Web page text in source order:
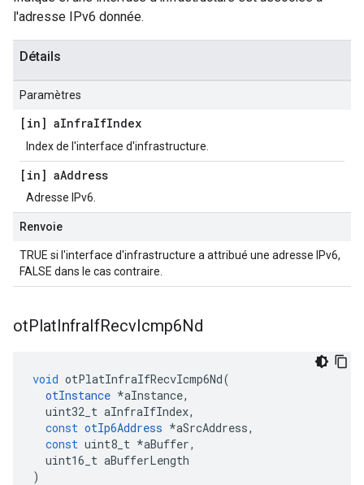
l'adresse IPv6 donnée.
Détails
Paramètres
[in] aInfraIfIndex
Index de l'interface d'infrastructure.
[in] aAddress
Adresse IPv6.
Renvoie
TRUE si l'interface d'infrastructure a attribué une adresse IPv6,
FALSE dans le cas contraire.
otPlatInfraIfRecvIcmp6Nd
void otPlatInfraIfRecvIcmp6Nd(
otInstance *aInstance,
uint32_t aInfraIfIndex,
const otIp6Address *aSrcAddress,
const uint8_t *aBuffer,
uint16_t aBufferLength
)